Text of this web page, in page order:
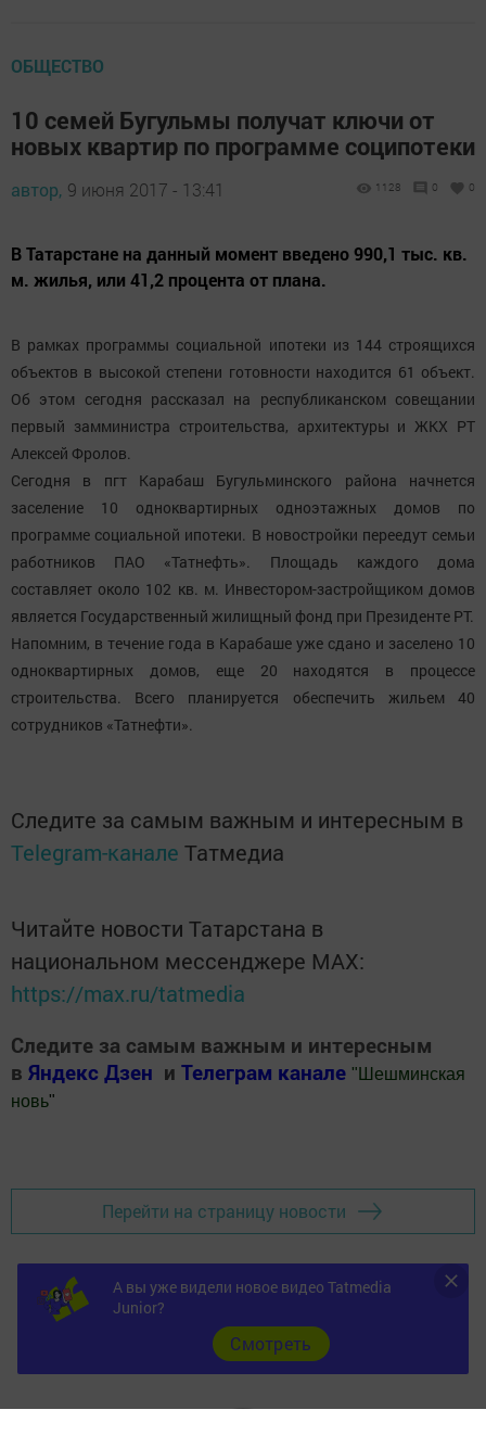
ОБЩЕСТВО
10 семей Бугульмы получат ключи от
новых квартир по программе соципотеки
автор, 9 июня 2017 - 13:41 1128 0 0
В Татарстане на данный момент введено 990,1 тыс. кв.
м. жилья, или 41,2 процента от плана.
В рамках программы социальной ипотеки из 144 строящихся
объектов в высокой степени готовности находится 61 объект.
Об этом сегодня рассказал на республиканском совещании
первый замминистра строительства, архитектуры и ЖКХ РТ
Алексей Фролов.
Сегодня в пгт Карабаш Бугульминского района начнется
заселение 10 одноквартирных одноэтажных домов по
программе социальной ипотеки. В новостройки переедут семьи
работников ПАО «Татнефть». Площадь каждого дома
составляет около 102 кв. м. Инвестором-застройщиком домов
является Государственный жилищный фонд при Президенте РТ.
Напомним, в течение года в Карабаше уже сдано и заселено 10
одноквартирных домов, еще 20 находятся в процессе
строительства. Всего планируется обеспечить жильем 40
сотрудников «Татнефти».
Следите за самым важным и интересным в
Telegram-канале Татмедиа
Читайте новости Татарстана в
национальном мессенджере MАХ:
https://max.ru/tatmedia
Следите за самым важным и интересным
в Яндекс Дзен и Телеграм канале " Шешминская
новь"
Перейти на страницу новости
А вы уже видели новое видео Tatmedia
Junior?
Cмотреть